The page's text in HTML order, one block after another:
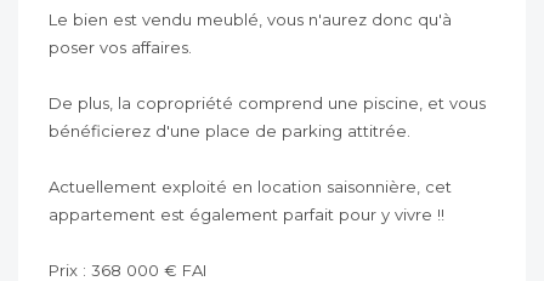
Le bien est vendu meublé, vous n'aurez donc qu'à
poser vos affaires.
De plus, la copropriété comprend une piscine, et vous
bénéficierez d'une place de parking attitrée.
Actuellement exploité en location saisonnière, cet
appartement est également parfait pour y vivre !!
Prix : 368 000 € FAI